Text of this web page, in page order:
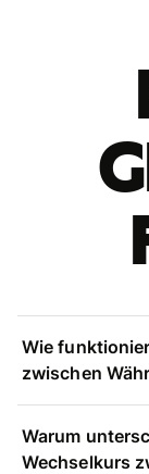
Wie
zwischen
Warum
Wechselkurs